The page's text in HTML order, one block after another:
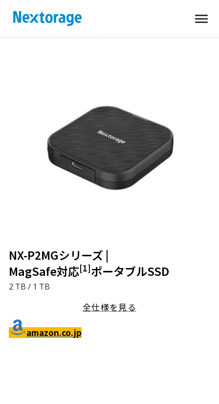
く
NX-P2MGシリーズ |
MagSafe対応[1]ポータブルSSD
2 TB / 1 TB
全仕様を見る
amazon.co.jp